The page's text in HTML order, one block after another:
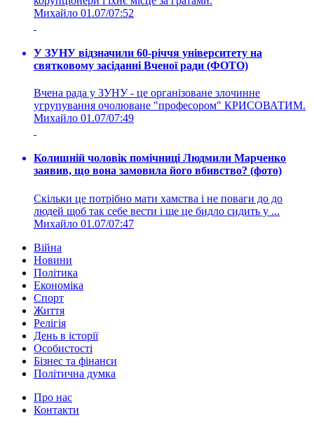
Михайло 01.07/07:52
У ЗУНУ відзначили 60-річчя університету на
святковому засіданні Вченої ради (ФОТО)
Вчена рада у ЗУНУ - це організоване злочинне
угрупування очолюване "професором" КРИСОВАТИМ.
Михайло 01.07/07:49
Колишній чоловік помічниці Людмили Марченко
заявив, що вона замовила його вбивство? (фото)
Скільки це потрібно мати хамства і не поваги до до
людей щоб так себе вести і ще це бидло сидить у ...
Михайло 01.07/07:47
Війна
Новини
Політика
Економіка
Спорт
Життя
Релігія
День в історії
Особистості
Бізнес та фінанси
Політична думка
Про нас
Контакти